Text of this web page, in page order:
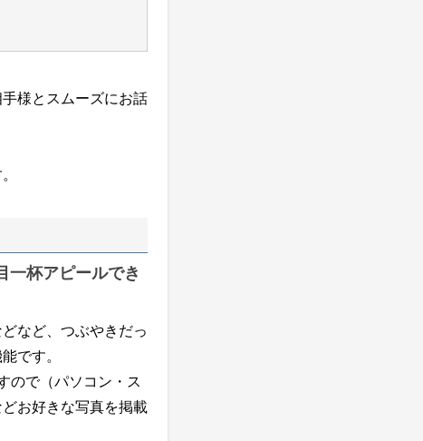
様とスムーズにお話
一杯アピールでき
など、つぶやきだっ
です。
ので（パソコン・ス
お好きな写真を掲載